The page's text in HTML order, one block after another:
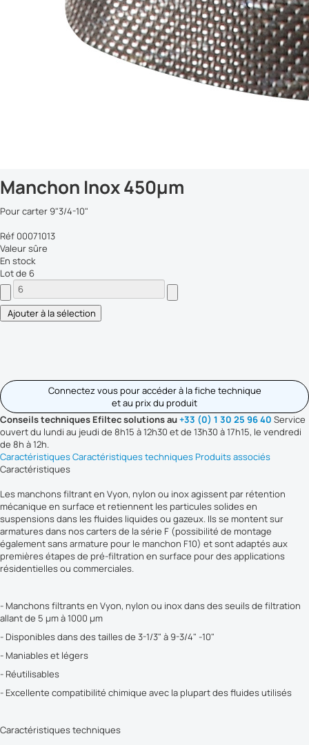
Manchon Inox 450µm
Pour carter 9"3/4-10"
Réf 00071013
Valeur sûre
En stock
Lot de 6
Connectez vous pour accéder à la fiche technique
et au prix du produit
Conseils techniques Efiltec solutions au+33 (0) 1 30 25 96 40 Service
ouvert du lundi au jeudi de 8h15 à 12h30 et de 13h30 à 17h15, le vendredi
de 8h à 12h.
CaractéristiquesCaractéristiques techniques Produits associés
Caractéristiques
Les manchons filtrant en Vyon, nylon ou inox agissent par rétention
mécanique en surface et retiennent les particules solides en
suspensions dans les fluides liquides ou gazeux. Ils se montent sur
armatures dans nos carters de la série F (possibilité de montage
également sans armature pour le manchon F10) et sont adaptés aux
premières étapes de pré-filtration en surface pour des applications
résidentielles ou commerciales.
- Manchons filtrants en Vyon, nylon ou inox dans des seuils de filtration
allant de 5 µm à 1000 µm
- Disponibles dans des tailles de 3-1/3" à 9-3/4" -10"
- Maniables et légers
- Réutilisables
- Excellente compatibilité chimique avec la plupart des fluides utilisés
Caractéristiques techniques